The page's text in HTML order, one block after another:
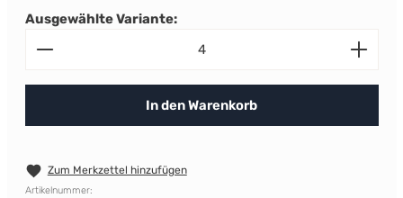
Ausgewählte Variante:
Produkt Anzahl: Gib den gewünschten Wert ein
In den Warenkorb
Zum Merkzettel hinzufügen
Artikelnummer: